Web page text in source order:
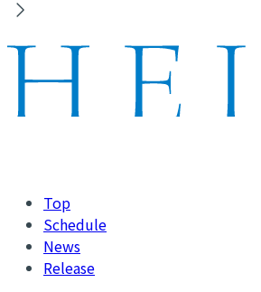
Top
Schedule
News
Release